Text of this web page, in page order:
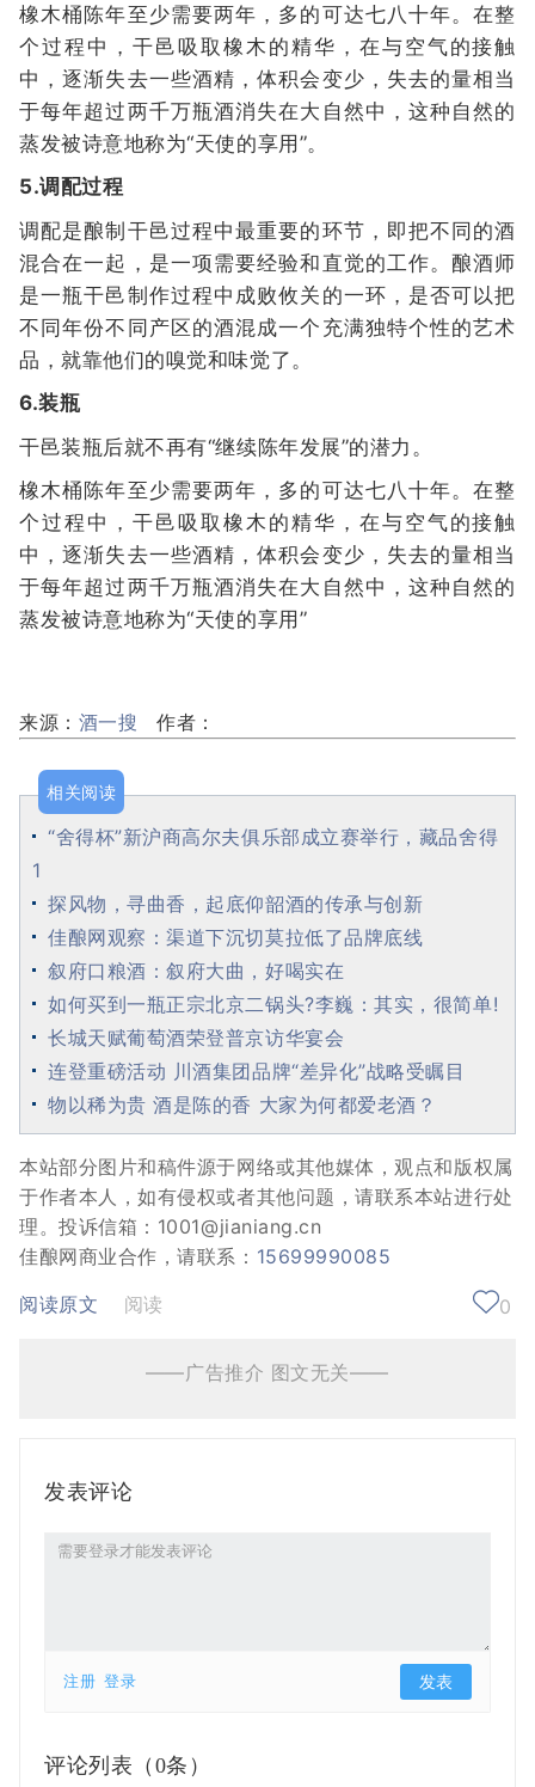
橡木桶陈年至少需要两年，多的可达七八十年。在整
个过程中，干邑吸取橡木的精华，在与空气的接触
中，逐渐失去一些酒精，体积会变少，失去的量相当
于每年超过两千万瓶酒消失在大自然中，这种自然的
蒸发被诗意地称为“天使的享用”。
5.调配过程
调配是酿制干邑过程中最重要的环节，即把不同的酒
混合在一起，是一项需要经验和直觉的工作。酿酒师
是一瓶干邑制作过程中成败攸关的一环，是否可以把
不同年份不同产区的酒混成一个充满独特个性的艺术
品，就靠他们的嗅觉和味觉了。
6.装瓶
干邑装瓶后就不再有“继续陈年发展”的潜力。
橡木桶陈年至少需要两年，多的可达七八十年。在整
个过程中，干邑吸取橡木的精华，在与空气的接触
中，逐渐失去一些酒精，体积会变少，失去的量相当
于每年超过两千万瓶酒消失在大自然中，这种自然的
蒸发被诗意地称为“天使的享用”
来源： 酒一搜 作者：
相关阅读
“舍得杯”新沪商高尔夫俱乐部成立赛举行，藏品舍得
1
探风物，寻曲香，起底仰韶酒的传承与创新
佳酿网观察：渠道下沉切莫拉低了品牌底线
叙府口粮酒：叙府大曲，好喝实在
如何买到一瓶正宗北京二锅头?李巍：其实，很简单!
长城天赋葡萄酒荣登普京访华宴会
连登重磅活动 川酒集团品牌“差异化”战略受瞩目
物以稀为贵 酒是陈的香 大家为何都爱老酒？
本站部分图片和稿件源于网络或其他媒体，观点和版权属
于作者本人，如有侵权或者其他问题，请联系本站进行处
理。投诉信箱：1001@jianiang.cn
佳酿网商业合作，请联系： 15699990085
阅读原文
阅读 0
——广告推介 图文无关——
发表评论
注册 登录
评论列表（ 0条）